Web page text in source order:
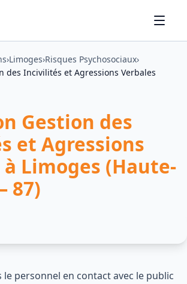
›Limoges›Risques Psychosociaux›
des Incivilités et Agressions Verbales
Gestion des
et Agressions
Limoges (Haute-
87)
le personnel en contact avec le public